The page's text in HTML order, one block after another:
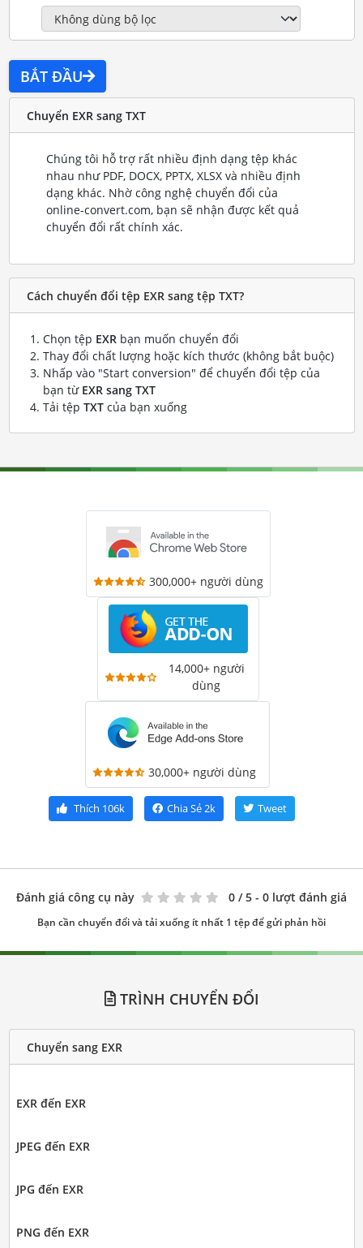
BẮT ĐẦU
Chuyển EXR sang TXT
Chúng tôi hỗ trợ rất nhiều định dạng tệp khác
nhau như PDF, DOCX, PPTX, XLSX và nhiều định
dạng khác. Nhờ công nghệ chuyển đổi của
online-convert.com, bạn sẽ nhận được kết quả
chuyển đổi rất chính xác.
Cách chuyển đổi tệp EXR sang tệp TXT?
Chọn tệp EXRbạn muốn chuyển đổi
Thay đổi chất lượng hoặc kích thước (không bắt buộc)
Nhấp vào "Start conversion" để chuyển đổi tệp của
bạn từ EXR sang TXT
Tải tệp TXTcủa bạn xuống
300,000+ người dùng
14,000+ người
dùng
30,000+ người dùng
Thích 106k Chia Sẻ2k Tweet
Đánh giá công cụ này 0 / 5 - 0 lượt đánh giá
Bạn cần chuyển đổi và tải xuống ít nhất 1 tệp để gửi phản hồi
TRÌNH CHUYỂN ĐỔI
Chuyển sang EXR
EXR đến EXR
JPEG đến EXR
JPG đến EXR
PNG đến EXR